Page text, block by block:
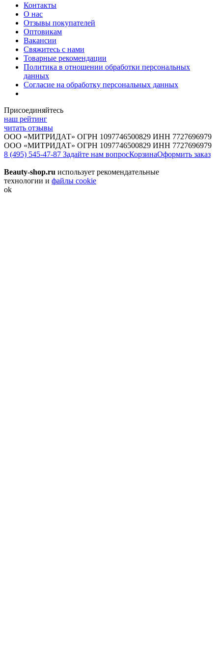
Контакты
О нас
Отзывы покупателей
Оптовикам
Вакансии
Свяжитесь с нами
Товарные рекомендации
Политика в отношении обработки персональных
данных
Согласие на обработку персональных данных
Присоединяйтесь
наш рейтинг
читать отзывы
ООО «МИТРИДАТ» ОГРН 1097746500829 ИНН 7727696979
ООО «МИТРИДАТ» ОГРН 1097746500829 ИНН 7727696979
8 (495) 545-47-87 Задайте нам вопросКорзинаОформить заказ
Beauty-shop.ru использует рекомендательные
технологии и файлы cookie
ok